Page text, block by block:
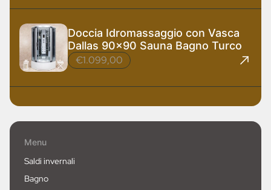
Doccia Idromassaggio con Vasca
Dallas 90x90 Sauna Bagno Turco
€1.099,00
Menu
Saldi invernali
Bagno